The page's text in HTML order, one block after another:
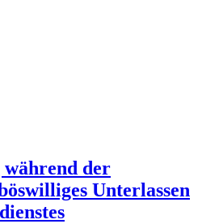
der
Unterlassen